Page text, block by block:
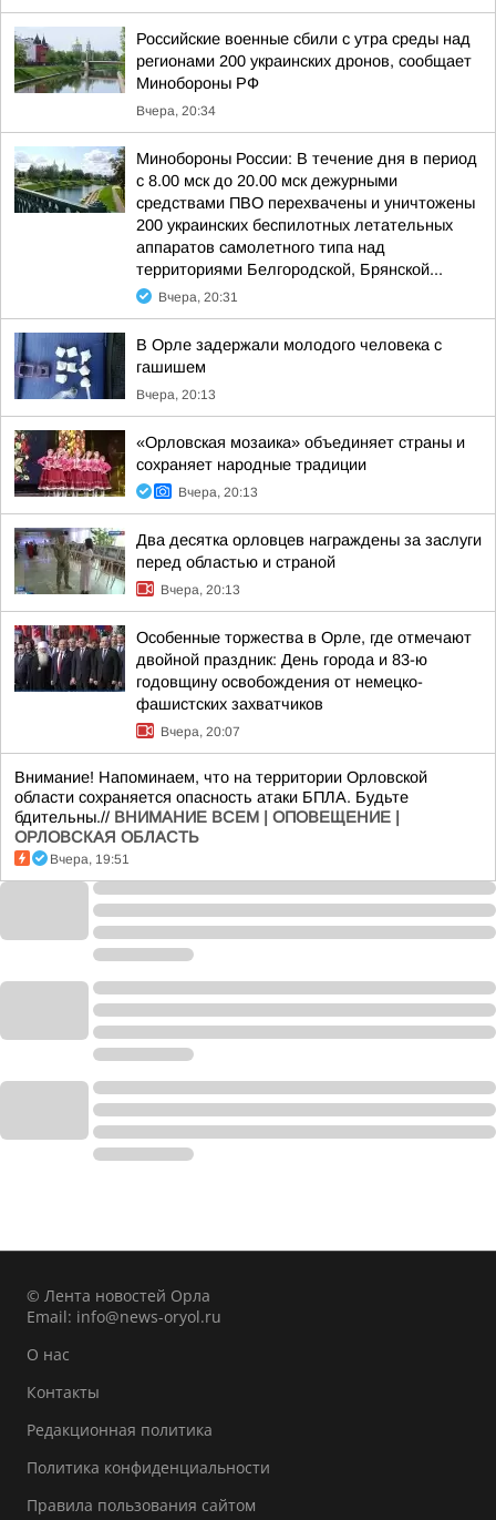
Российские военные сбили с утра среды над
регионами 200 украинских дронов, сообщает
Минобороны РФ
Вчера, 20:34
Минобороны России: В течение дня в период
с 8.00 мск до 20.00 мск дежурными
средствами ПВО перехвачены и уничтожены
200 украинских беспилотных летательных
аппаратов самолетного типа над
территориями Белгородской, Брянской...
Вчера, 20:31
В Орле задержали молодого человека с
гашишем
Вчера, 20:13
«Орловская мозаика» объединяет страны и
сохраняет народные традиции
Вчера, 20:13
Два десятка орловцев награждены за заслуги
перед областью и страной
Вчера, 20:13
Особенные торжества в Орле, где отмечают
двойной праздник: День города и 83-ю
годовщину освобождения от немецко-
фашистских захватчиков
Вчера, 20:07
Внимание! Напоминаем, что на территории Орловской
области сохраняется опасность атаки БПЛА. Будьте
бдительны.// ВНИМАНИЕ ВСЕМ | ОПОВЕЩЕНИЕ |
ОРЛОВСКАЯ ОБЛАСТЬ
Вчера, 19:51
© Лента новостей Орла
Email: info@news-oryol.ru
О нас
Контакты
Редакционная политика
Политика конфиденциальности
Правила пользования сайтом